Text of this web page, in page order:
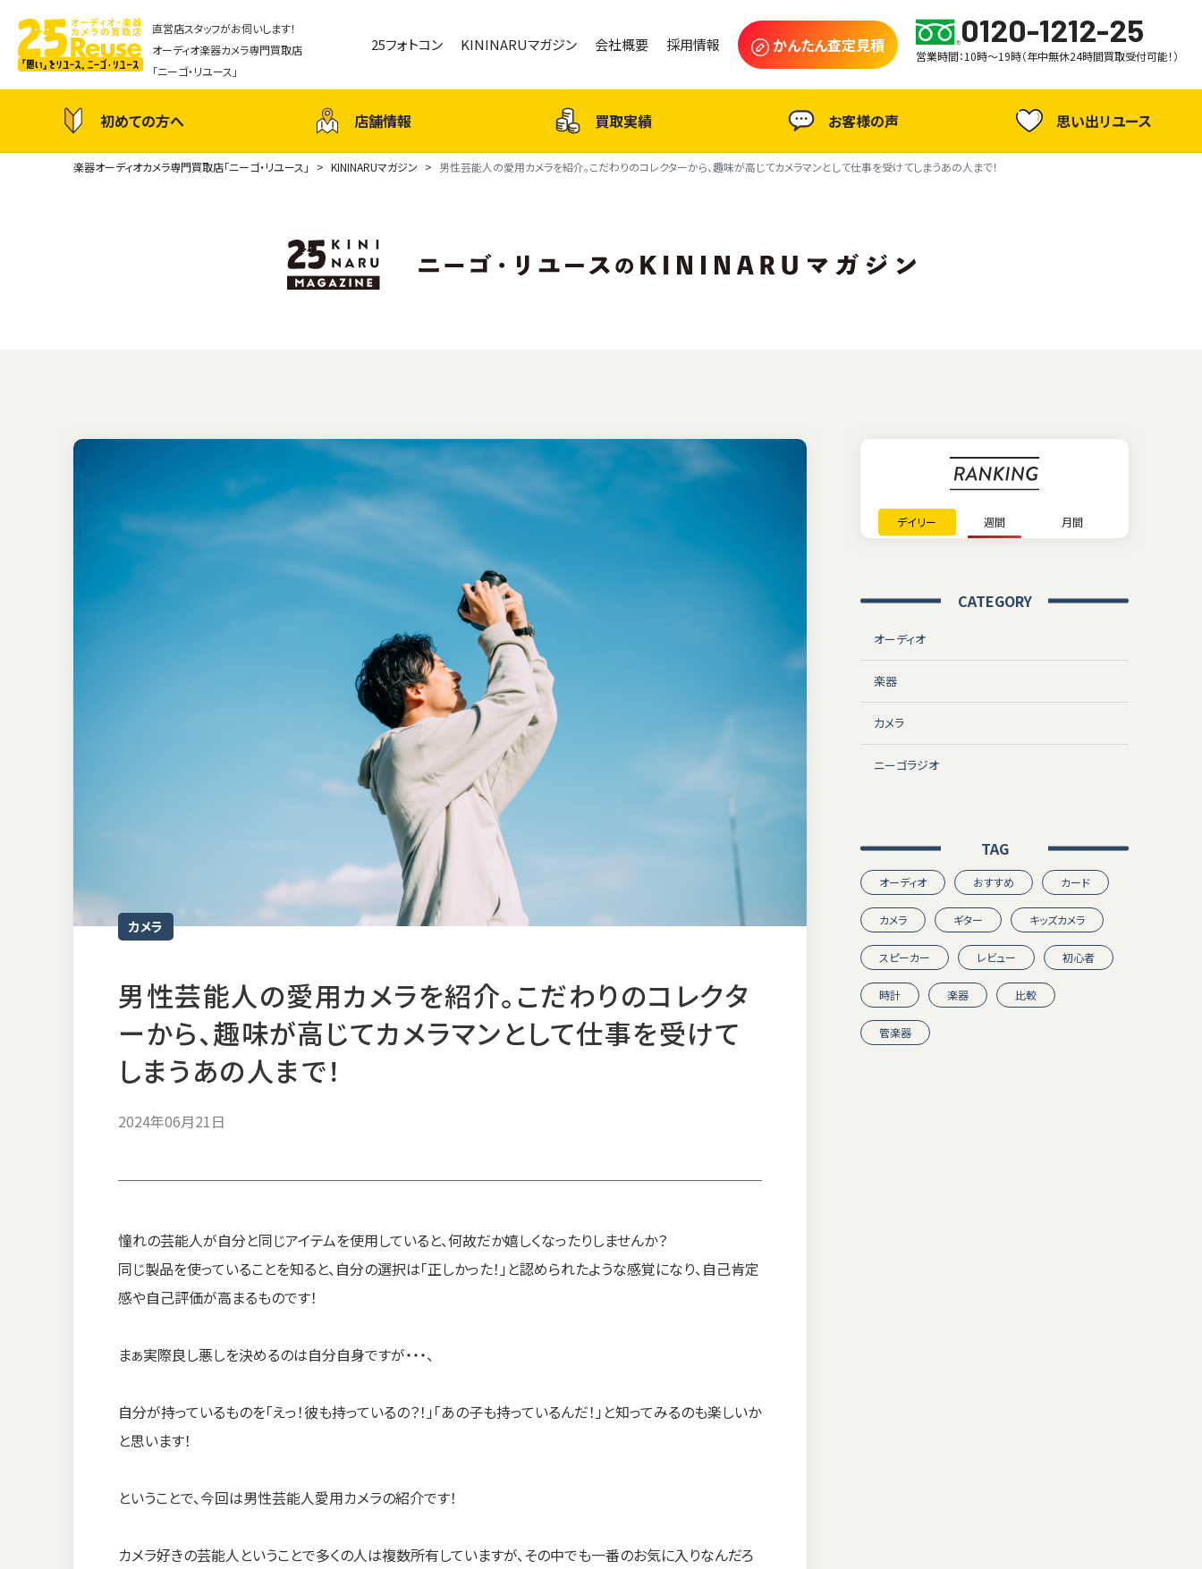
直営店スタッフがお伺いします！
オーディオ楽器カメラ専門買取店
「ニーゴ・リユース」
25フォトコン KININARUマガジン 会社概要 採用情報 かんたん査定見積 0120-1212-25
営業時間：10時～19時（年中無休24時間買取受付可能！）
初めての方へ 店舗情報 買取実績 お客様の声 思い出リユース
楽器オーディオカメラ専門買取店「ニーゴ・リユース」 KININARUマガジン 男性芸能人の愛用カメラを紹介。こだわりのコレクターから、趣味が高じてカメラマンとして仕事を受けてしまうあの人まで！
カメラ
男性芸能人の愛用カメラを紹介。こだわりのコレクタ
ーから、趣味が高じてカメラマンとして仕事を受けて
しまうあの人まで！
2024年06月21日
憧れの芸能人が自分と同じアイテムを使用していると、何故だか嬉しくなったりしませんか？
同じ製品を使っていることを知ると、自分の選択は「正しかった！」と認められたような感覚になり、自己肯定
感や自己評価が高まるものです！
まぁ実際良し悪しを決めるのは自分自身ですが・・・、
自分が持っているものを「えっ！彼も持っているの？！」「あの子も持っているんだ！」と知ってみるのも楽しいか
と思います！
ということで、今回は男性芸能人愛用カメラの紹介です！
カメラ好きの芸能人ということで多くの人は複数所有していますが、その中でも一番のお気に入りなんだろ
デイリー 週間 月間
CATEGORY
オーディオ
楽器
カメラ
ニーゴラジオ
TAG
オーディオ おすすめ カード
カメラ ギター キッズカメラ
スピーカー レビュー 初心者
時計 楽器 比較
管楽器